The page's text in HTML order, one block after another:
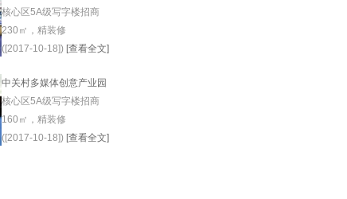
核心区5A级写字楼招商
230㎡，精装修
([2017-10-18]) [查看全文]
中关村多媒体创意产业园
核心区5A级写字楼招商
160㎡，精装修
([2017-10-18]) [查看全文]